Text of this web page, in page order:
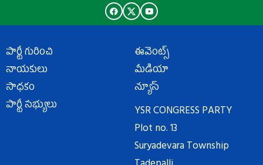
పార్టీ గురించి
నాయకులు
సాధకం
పార్టీ సభ్యులు
ఈవెంట్స్
మీడియా
న్యూస్
YSR CONGRESS PARTY
Plot no. 13
Suryadevara Township